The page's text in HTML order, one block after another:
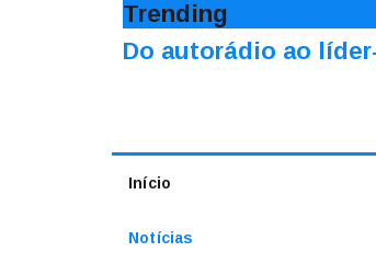
Trending
Do autorádio ao
Início
Notícias